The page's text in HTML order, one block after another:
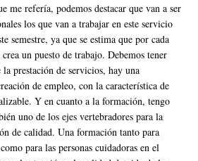
me refería, podemos destacar que van a ser
los que van a trabajar en este servicio
semestre, ya que se estima que por cada
crea un puesto de trabajo. Debemos tener
la prestación de servicios, hay una
de empleo, con la característica de
Y en cuanto a la formación, tengo
uno de los ejes vertebradores para la
de calidad. Una formación tanto para
para las personas cuidadoras en el